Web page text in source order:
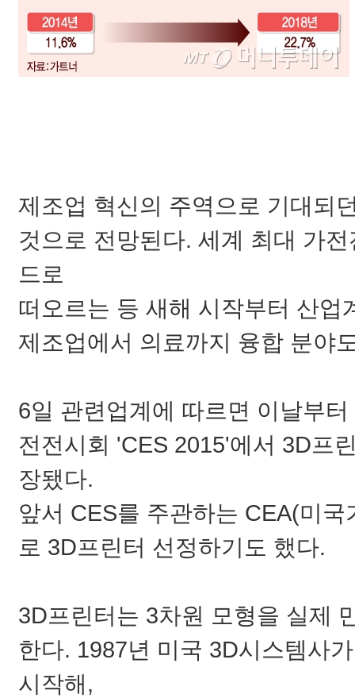
제조업 혁신의 주역으로 기대되
것으로 전망된다. 세계 최대 가
드로
떠오르는 등 새해 시작부터 산
제조업에서 의료까지 융합 분야
6일 관련업계에 따르면 이날부
전전시회 'CES 2015'에서 3D프
장됐다.
앞서 CES를 주관하는 CEA(미
로 3D프린터 선정하기도 했다.
3D프린터는 3차원 모형을 실제
한다. 1987년 미국 3D시스템사
시작해,